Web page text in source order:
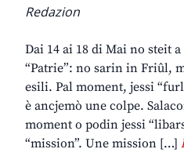
Redazion
Dai 14 ai 18 di Mai no steit
“Patrie”: no sarin in Friûl,
esili. Pal moment, jessi
è ancjemò une colpe.
moment o podin jessi
“mission”. Une mission […]